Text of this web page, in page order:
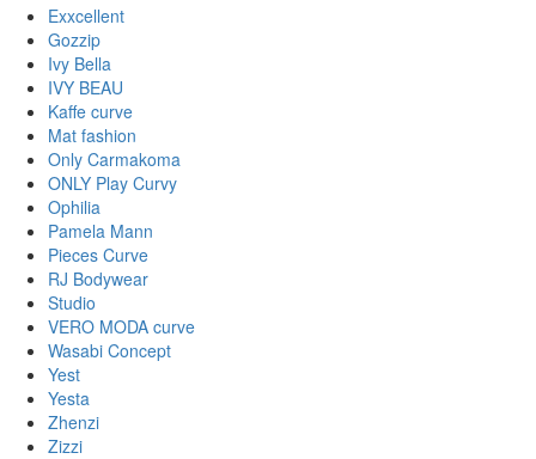
Exxcellent
Gozzip
Ivy Bella
IVY BEAU
Kaffe curve
Mat fashion
Only Carmakoma
ONLY Play Curvy
Ophilia
Pamela Mann
Pieces Curve
RJ Bodywear
Studio
VERO MODA curve
Wasabi Concept
Yest
Yesta
Zhenzi
Zizzi